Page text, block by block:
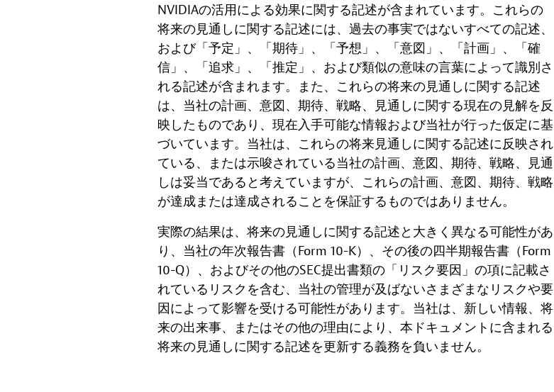
NVIDIAの活用による効果に関する記述が含まれています。これらの
将来の見通しに関する記述には、過去の事実ではないすべての記述、
および「予定」、「期待」、「予想」、「意図」、「計画」、「確
信」、「追求」、「推定」、および類似の意味の言葉によって識別さ
れる記述が含まれます。また、これらの将来の見通しに関する記述
は、当社の計画、意図、期待、戦略、見通しに関する現在の見解を反
映したものであり、現在入手可能な情報および当社が行った仮定に基
づいています。当社は、これらの将来見通しに関する記述に反映され
ている、または示唆されている当社の計画、意図、期待、戦略、見通
しは妥当であると考えていますが、これらの計画、意図、期待、戦略
が達成または達成されることを保証するものではありません。
実際の結果は、将来の見通しに関する記述と大きく異なる可能性があ
り、当社の年次報告書（Form 10-K）、その後の四半期報告書（Form
10-Q）、およびその他のSEC提出書類の「リスク要因」の項に記載さ
れているリスクを含む、当社の管理が及ばないさまざまなリスクや要
因によって影響を受ける可能性があります。当社は、新しい情報、将
来の出来事、またはその他の理由により、本ドキュメントに含まれる
将来の見通しに関する記述を更新する義務を負いません。